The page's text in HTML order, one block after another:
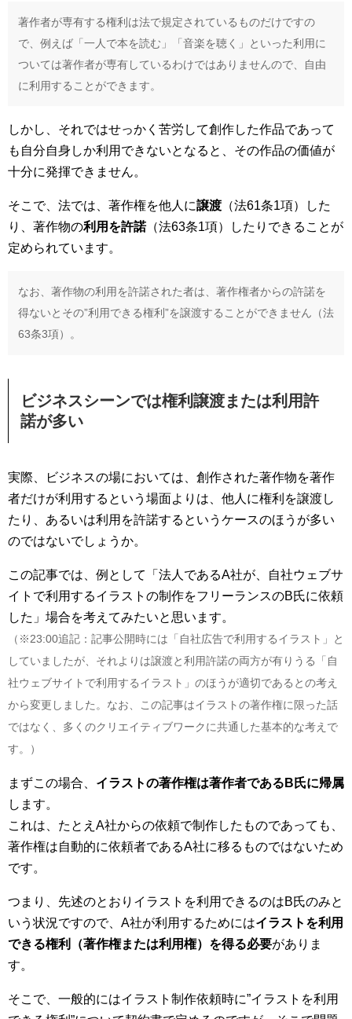
o
k
著作者が専有する権利は法で規定されているものだけですの
で、例えば「一人で本を読む」「音楽を聴く」といった利用に
ついては著作者が専有しているわけではありませんので、自由
に利用することができます。
しかし、それではせっかく苦労して創作した作品であって
も自分自身しか利用できないとなると、その作品の価値が
十分に発揮できません。
そこで、法では、著作権を他人に譲渡 （法61条1項）した
り、著作物の利用を許諾（法63条1項）したりできることが
定められています。
なお、著作物の利用を許諾された者は、著作権者からの許諾を
得ないとその”利用できる権利”を譲渡することができません（法
63条3項）。
ビジネスシーンでは権利譲渡または利用許
諾が多い
実際、ビジネスの場においては、創作された著作物を著作
者だけが利用するという場面よりは、他人に権利を譲渡し
たり、あるいは利用を許諾するというケースのほうが多い
のではないでしょうか。
この記事では、例として「 法人であるA社が、自社ウェブサ
イトで利用するイラストの制作をフリーランスのB氏に依頼
した 」場合を考えてみたいと思います。
（※23:00追記：記事公開時には「自社広告で利用するイラスト」と
していましたが、それよりは譲渡と利用許諾の両方が有りうる「自
社ウェブサイトで利用するイラスト」のほうが適切であるとの考え
から変更しました。なお、この記事はイラストの著作権に限った話
ではなく、多くのクリエイティブワークに共通した基本的な考えで
す。）
まずこの場合、 イラストの著作権は著作者であるB氏に帰属
します。
これは、たとえA社からの依頼で制作したものであっても、
著作権は自動的に依頼者であるA社に移るものではないため
です。
つまり、先述のとおりイラストを利用できるのはB氏のみと
いう状況ですので、A社が利用するためにはイラストを利用
できる権利（著作権または利用権）を得る必要がありま
す。
そこで、一般的にはイラスト制作依頼時に”イラストを利用